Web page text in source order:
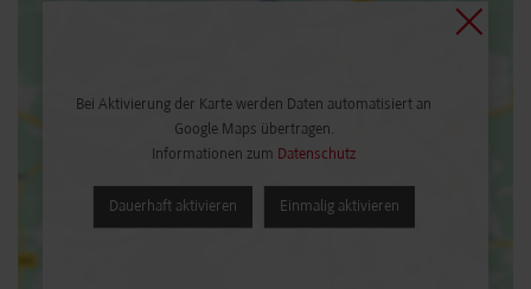
Bei Aktivierung der Karte werden Daten automatisiert an
Google Maps übertragen.
Informationen zum Datenschutz
Dauerhaft aktivieren Einmalig aktivieren